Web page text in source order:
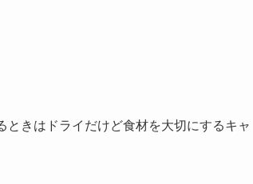
きはドライだけど食材を大切にするキャ